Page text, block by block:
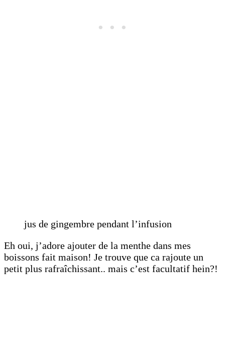
jus de gingembre pendant l’infusion
Eh oui, j’adore ajouter de la menthe dans mes
boissons fait maison! Je trouve que ca rajoute un
petit plus rafraîchissant.. mais c’est facultatif hein?!